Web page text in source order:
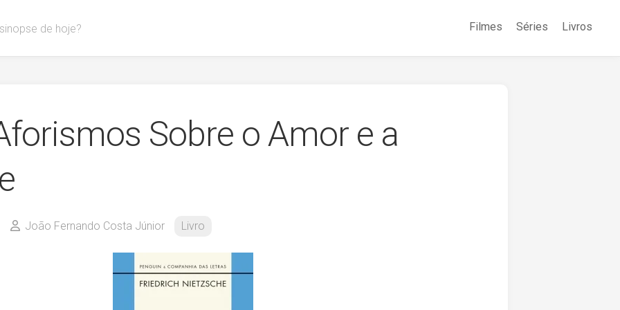
de hoje? Filmes Séries Livros
Sobre o Amor e a
João Fernando Costa Júnior Livro